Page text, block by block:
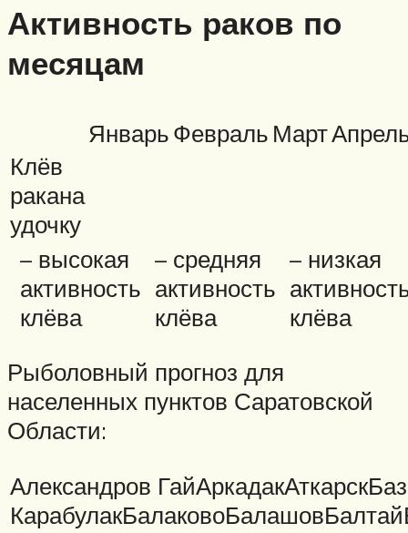
Активность раков по
месяцам
ЯнварьФевраль Март
Клёв
ракана
удочку
– высокая
активность
клёва
– средняя
активность
клёва
– низкая
клёва
Рыболовный прогноз для
населенных пунктов Саратовской
Области:
Александров